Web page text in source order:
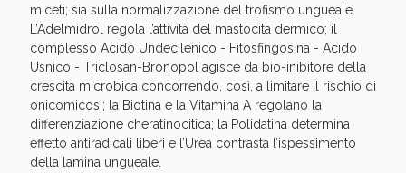
miceti; sia sulla normalizzazione del trofismo ungueale.
L’Adelmidrol regola l’attività del mastocita dermico; il
complesso Acido Undecilenico - Fitosfingosina - Acido
Usnico - Triclosan-Bronopol agisce da bio-inibitore della
crescita microbica concorrendo, così, a limitare il rischio di
onicomicosi; la Biotina e la Vitamina A regolano la
differenziazione cheratinocitica; la Polidatina determina
effetto antiradicali liberi e l’Urea contrasta l’ispessimento
della lamina ungueale.
Vie Urinarie e Prostata: Sconti fino al 45% oggi!